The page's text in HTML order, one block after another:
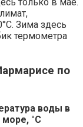
Зима здесь
термометра
по
воды в
море, °C